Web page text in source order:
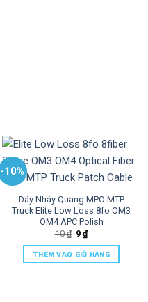
-10%
Dây Nhảy Quang MPO MTP
Truck Elite Low Loss 8fo OM3
OM4 APC Polish
10₫ 9₫
THÊM VÀO GIỎ HÀNG